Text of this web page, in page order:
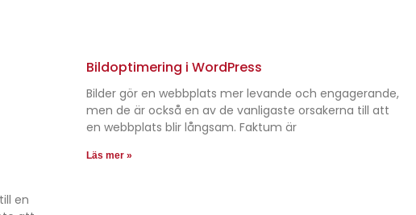
en
Bildoptimering i WordPress
Bilder gör en webbplats mer levande och engagerande,
men de är också en av de vanligaste orsakerna till att
en webbplats blir långsam. Faktum är
Läs mer »